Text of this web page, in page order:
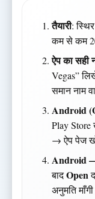
तैयारी:
कम से कम
ऐप का सही
Vegas”
समान नाम
Android
Play
→ ऐप पेज
Android —
बादOpen
अनुमति